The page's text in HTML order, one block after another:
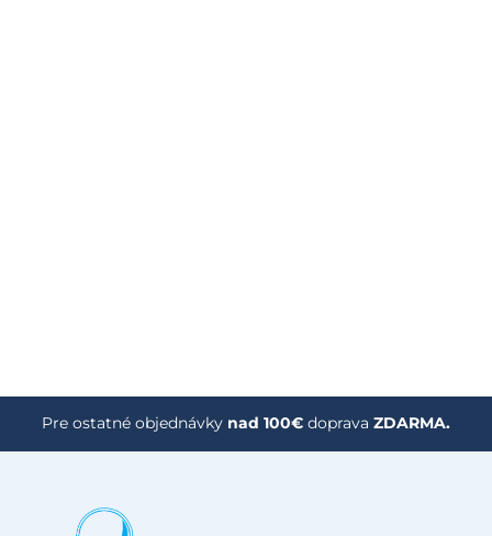
Pre ostatné objednávky nad 100€ doprava ZDARMA.